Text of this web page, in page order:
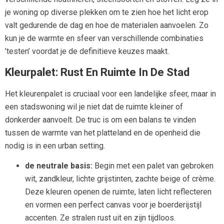
je woning op diverse plekken om te zien hoe het licht erop
valt gedurende de dag en hoe de materialen aanvoelen. Zo
kun je de warmte en sfeer van verschillende combinaties
’testen’ voordat je de definitieve keuzes maakt.
Kleurpalet: Rust En Ruimte In De Stad
Het kleurenpalet is cruciaal voor een landelijke sfeer, maar in
een stadswoning wil je niet dat de ruimte kleiner of
donkerder aanvoelt. De truc is om een balans te vinden
tussen de warmte van het platteland en de openheid die
nodig is in een urban setting.
de neutrale basis: Begin met een palet van gebroken
wit, zandkleur, lichte grijstinten, zachte beige of crème.
Deze kleuren openen de ruimte, laten licht reflecteren
en vormen een perfect canvas voor je boerderijstijl
accenten. Ze stralen rust uit en zijn tijdloos.